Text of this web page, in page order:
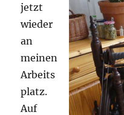
jetzt
wieder
an
meinen
Arbeits
platz.
Auf